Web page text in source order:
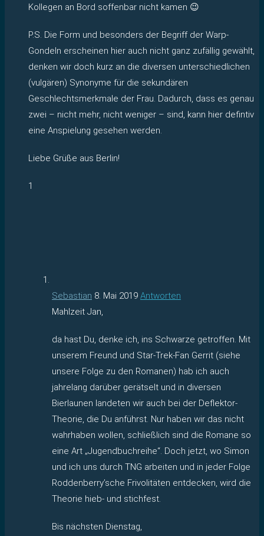
Kollegen an Bord soffenbar nicht kamen 😉
P.S. Die Form und besonders der Begriff der Warp-
Gondeln erscheinen hier auch nicht ganz zufällig gewählt,
denken wir doch kurz an die diversen unterschiedlichen
(vulgären) Synonyme für die sekundären
Geschlechtsmerkmale der Frau. Dadurch, dass es genau
zwei – nicht mehr, nicht weniger – sind, kann hier defintiv
eine Anspielung gesehen werden.
Liebe Grüße aus Berlin!
1
Sebastian 8. Mai 2019 Antworten
Mahlzeit Jan,
da hast Du, denke ich, ins Schwarze getroffen. Mit
unserem Freund und Star-Trek-Fan Gerrit (siehe
unsere Folge zu den Romanen) hab ich auch
jahrelang darüber gerätselt und in diversen
Bierlaunen landeten wir auch bei der Deflektor-
Theorie, die Du anführst. Nur haben wir das nicht
wahrhaben wollen, schließlich sind die Romane so
eine Art „Jugendbuchreihe“. Doch jetzt, wo Simon
und ich uns durch TNG arbeiten und in jeder Folge
Roddenberry’sche Frivolitäten entdecken, wird die
Theorie hieb- und stichfest.
Bis nächsten Dienstag,